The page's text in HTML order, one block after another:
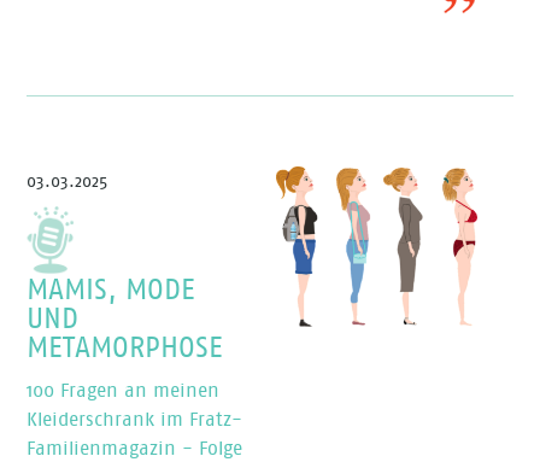
03.03.2025
MAMIS, MODE
UND
METAMORPHOSE
100 Fragen an meinen
Kleiderschrank im Fratz-
Familienmagazin - Folge